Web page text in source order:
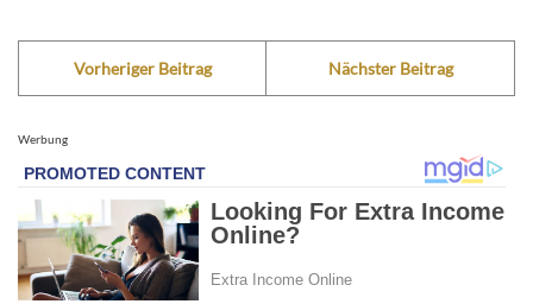
Vorheriger Beitrag Nächster Beitrag
Werbung